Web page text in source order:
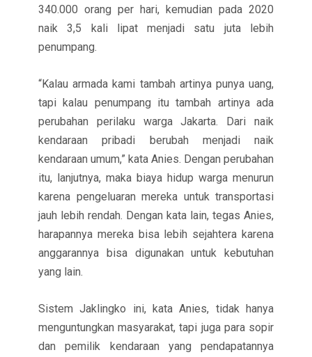
340.000 orang per hari, kemudian pada 2020
naik 3,5 kali lipat menjadi satu juta lebih
penumpang.
“Kalau armada kami tambah artinya punya uang,
tapi kalau penumpang itu tambah artinya ada
perubahan perilaku warga Jakarta. Dari naik
kendaraan pribadi berubah menjadi naik
kendaraan umum,” kata Anies. Dengan perubahan
itu, lanjutnya, maka biaya hidup warga menurun
karena pengeluaran mereka untuk transportasi
jauh lebih rendah. Dengan kata lain, tegas Anies,
harapannya mereka bisa lebih sejahtera karena
anggarannya bisa digunakan untuk kebutuhan
yang lain.
Sistem Jaklingko ini, kata Anies, tidak hanya
menguntungkan masyarakat, tapi juga para sopir
dan pemilik kendaraan yang pendapatannya